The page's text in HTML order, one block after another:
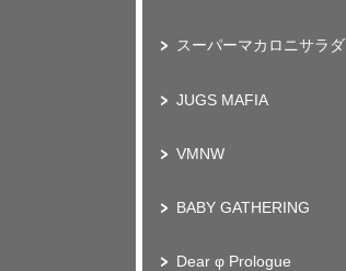
スーパーマカロニサラダ
JUGS MAFIA
VMNW
BABY GATHERING
Dear φ Prologue